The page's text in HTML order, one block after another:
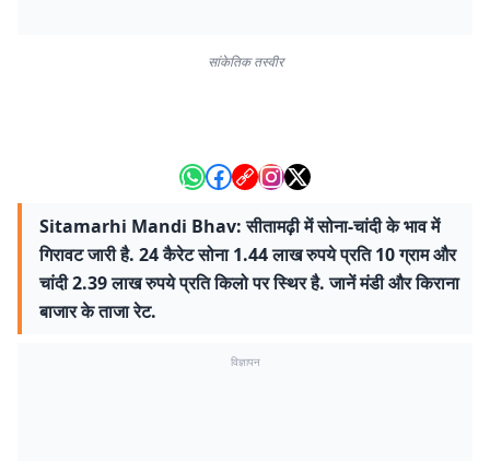
सांकेतिक तस्वीर
Sitamarhi Mandi Bhav: सीतामढ़ी में सोना-चांदी के भाव में
गिरावट जारी है. 24 कैरेट सोना 1.44 लाख रुपये प्रति 10 ग्राम और
चांदी 2.39 लाख रुपये प्रति किलो पर स्थिर है. जानें मंडी और किराना
बाजार के ताजा रेट.
विज्ञापन